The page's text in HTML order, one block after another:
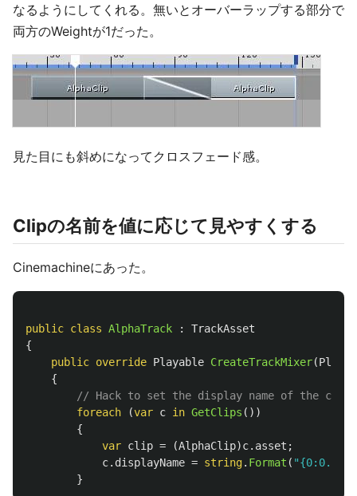
なるようにしてくれる。無いとオーバーラップする部分で
両方のWeightが1だった。
見た目にも斜めになってクロスフェード感。
Clipの名前を値に応じて見やすくする
Cinemachineにあった。
public class AlphaTrack :
TrackAsset
{
public override Playable CreateTrackMixer(
{
// Hack to set the display name of the clip
foreach
(var c in GetClips ())
{
var clip = (AlphaClip)c. asset ;
c. displayName = string. Format ( "{0:0.00}"
}